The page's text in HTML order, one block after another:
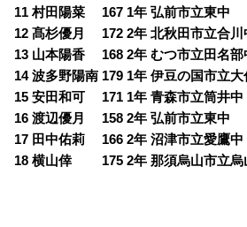
11 村田陽菜 167 1年 弘前市立東中
12 髙杉優月 172 2年 北秋田市立合川
13 山本陽香 168 2年 むつ市立田名部
14 波多野陽南 179 1年 伊豆の国市立大
15 安田和可 171 1年 青森市立筒井中
16 渡辺優月 158 2年 弘前市立東中
17 田中佑莉 166 2年 沼津市立愛鷹中
18 横山倖 175 2年 那須烏山市立烏